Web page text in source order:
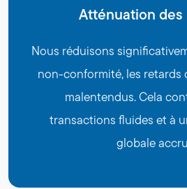
Atténuation des
Nous réduisons
non-conformité, les retards
malentendus. Cela
transactions fluides et à
globale